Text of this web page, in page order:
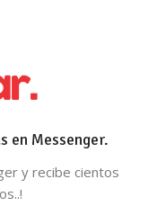
en Messenger.
y recibe cientos